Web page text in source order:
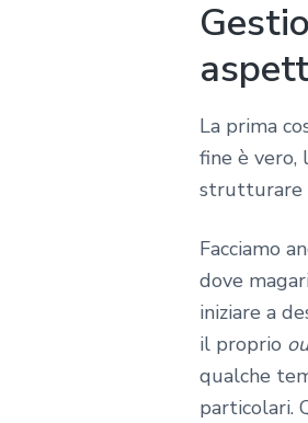
La prima
fine è vero,
strutturare
Facciamo
dove
iniziare a
il proprio
qualche
particolari.